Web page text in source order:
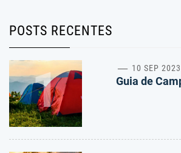
POSTS RECENTES
1 10 SEP 2023
Guia de